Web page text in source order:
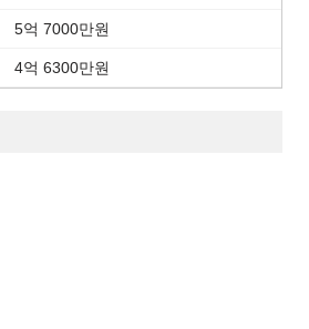
5억 7000만원
4억 6300만원